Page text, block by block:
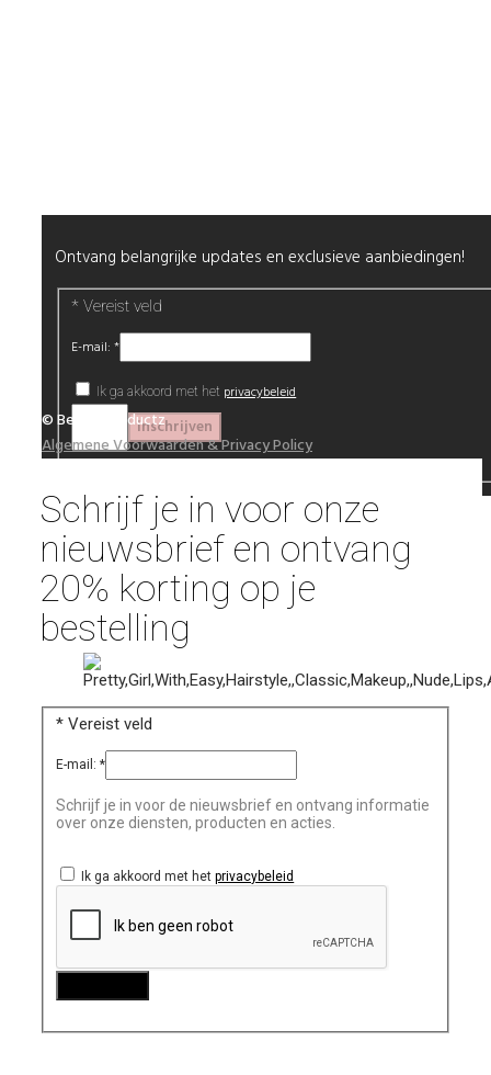
Ontvang belangrijke updates en exclusieve aanbiedingen!
* Vereist veld
E-mail:*
Ik ga akkoord met het privacybeleid
© Beautyproductz
Algemene Voorwaarden & Privacy Policy
Schrijf je in voor onze
nieuwsbrief en ontvang
20% korting op je
bestelling
* Vereist veld
E-mail:*
Schrijf je in voor de nieuwsbrief en ontvang informatie
over onze diensten, producten en acties.
Ik ga akkoord met hetprivacybeleid